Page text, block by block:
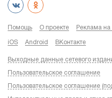
Помощь О проекте Реклама на
iOS Android ВКонтакте
Выходные данные сетевого
Пользовательское соглашение
Пользовательское соглашение